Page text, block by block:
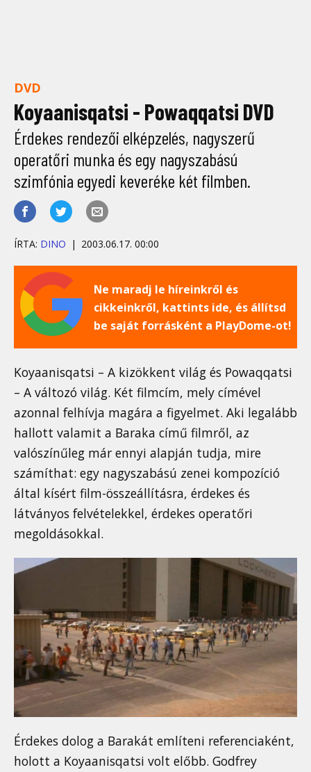
DVD
Koyaanisqatsi - Powaqqatsi DVD
Érdekes rendezői elképzelés, nagyszerű
operatőri munka és egy nagyszabású
szimfónia egyedi keveréke két filmben.
ÍRTA: DINO 2003.06.17. 00:00
Ne maradj le híreinkről és
cikkeinkről, kattints ide, és állítsd
be saját forrásként a PlayDome-ot!
Koyaanisqatsi – A kizökkent világ és Powaqqatsi
– A változó világ. Két filmcím, mely címével
azonnal felhívja magára a figyelmet. Aki legalább
hallott valamit a Baraka című filmről, az
valószínűleg már ennyi alapján tudja, mire
számíthat: egy nagyszabású zenei kompozíció
által kísért film-összeállításra, érdekes és
látványos felvételekkel, érdekes operatőri
megoldásokkal.
Érdekes dolog a Barakát említeni referenciaként,
holott a Koyaanisqatsi volt előbb. Godfrey